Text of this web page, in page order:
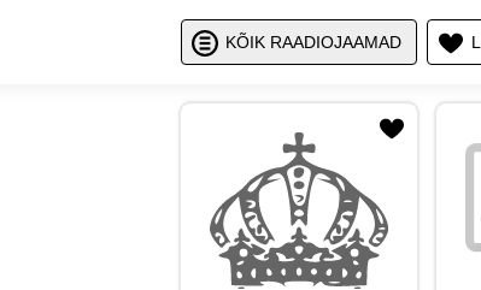
KÕIK RAADIOJAAMAD
Lisa raadiojaam lemmikute hulkaLisa